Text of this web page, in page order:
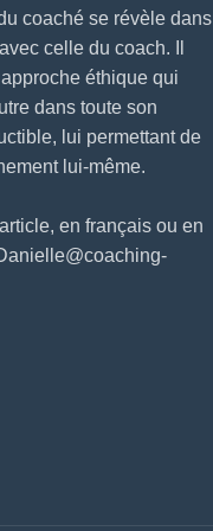
coaché se révèle dans
celle du coach. Il
éthique qui
dans toute son
lui permettant de
lui-même.
en français ou en